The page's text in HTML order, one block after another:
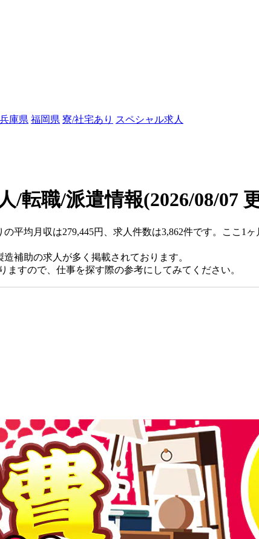
兵庫県 福岡県 寮/社宅あり スペシャル求人
/転職/派遣情報(2026/08/07
平均月収は279,445円、求人件数は3,862件です。ここ1
補助の求人が多く掲載されております。
すので、仕事を探す際の参考にしてみてください。